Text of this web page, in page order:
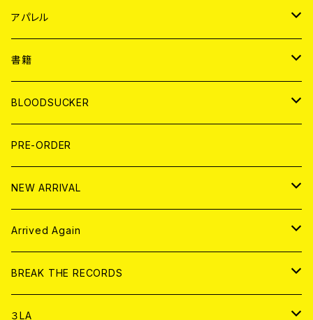
WORLD
JAPAN
７EP
LP
WORLD
7EP
LP
アパレル
JAPAN
T-shirt
HOOD
WORLD
T-shirt
HOOD
書籍
MAGAZINE
BOLLOCKS
EL ZINE
写真集 (PHOTOBOOK)
BLOODSUCKER
CD
アナログ
アパレル
書籍
DIGITAL CONTENTS
PRE-ORDER
NEW ARRIVAL
CD
アナログ
Arrived Again
CD
アナログ
BREAK THE RECORDS
CD
３LA